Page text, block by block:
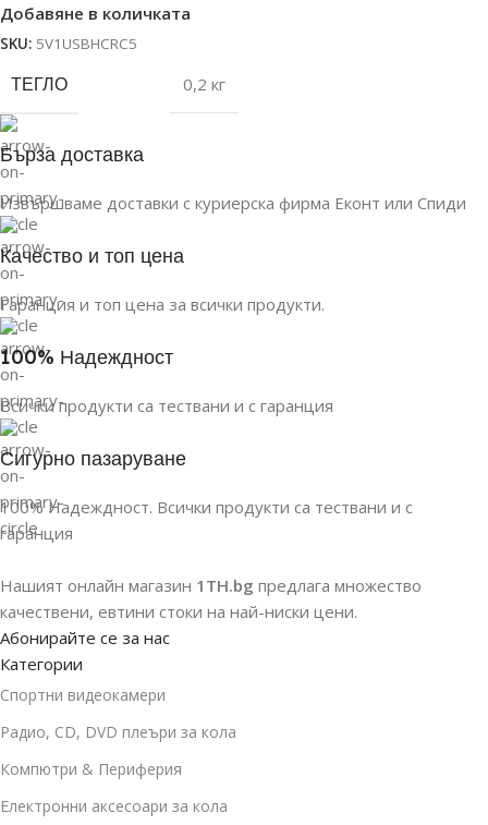
Добавяне в количката
SKU: 5V1USBHCRC5
ТЕГЛО 0,2 кг
Бърза доставка
Извършваме доставки с куриерска фирма Еконт или Спиди
Качество и топ цена
Гаранция и топ цена за всички продукти.
100% Надеждност
Всички продукти са тествани и с гаранция
Сигурно пазаруване
100% Надеждност. Всички продукти са тествани и с
гаранция
Нашият онлайн магазин 1TH.bg предлага множество
качествени, евтини стоки на най-ниски цени.
Абонирайте се за нас
Категории
Спортни видеокамери
Радио, CD, DVD плеъри за кола
Компютри & Периферия
Електронни аксесоари за кола